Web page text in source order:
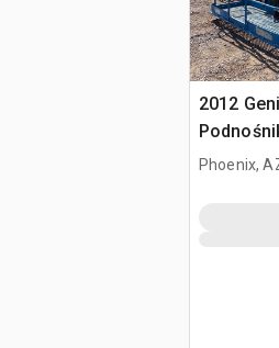
2012
Phoenix,